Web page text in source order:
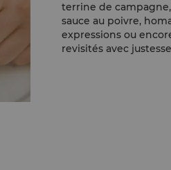
terrine de
sauce au poivre,
expressions ou
revisités avec